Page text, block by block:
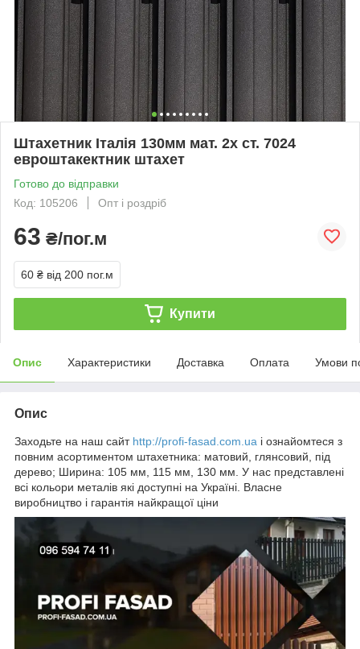
Штахетник Італія 130мм мат. 2х ст. 7024
евроштакектник штахет
Готово до відправки
Код: 105206
Опт і роздріб
63 ₴/пог.м
60 ₴ від 200 пог.м
Купити
Опис Характеристики Доставка Оплата Умови
Опис
Заходьте на наш сайт http://profi-fasad.com.ua і ознайомтеся з
повним асортиментом штахетника: матовий, глянсовий, під
дерево; Ширина: 105 мм, 115 мм, 130 мм. У нас представлені
всі кольори металів які доступні на Україні. Власне
виробництво і гарантія найкращої ціни